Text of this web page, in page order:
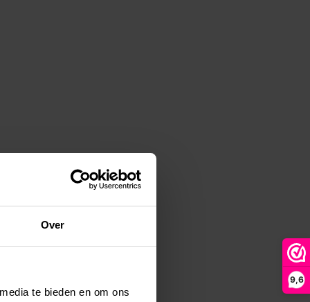
Over
te bieden en om ons
9,6